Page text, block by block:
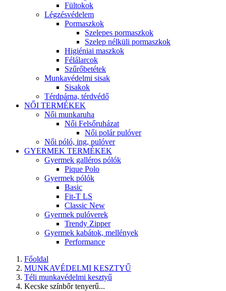
Fültokok
Légzésvédelem
Pormaszkok
Szelepes pormaszkok
Szelep nélküli pormaszkok
Higiéniai maszkok
Félálarcok
Szűrőbetétek
Munkavédelmi sisak
Sisakok
Térdpárna, térdvédő
NŐI TERMÉKEK
Női munkaruha
Női Felsőruházat
Női polár pulóver
Női póló, ing, pulóver
GYERMEK TERMÉKEK
Gyermek galléros pólók
Pique Polo
Gyermek pólók
Basic
Fit-T LS
Classic New
Gyermek pulóverek
Trendy Zipper
Gyermek kabátok, mellények
Performance
Főoldal
MUNKAVÉDELMI KESZTYŰ
Téli munkavédelmi kesztyű
Kecske színbőr tenyerű...